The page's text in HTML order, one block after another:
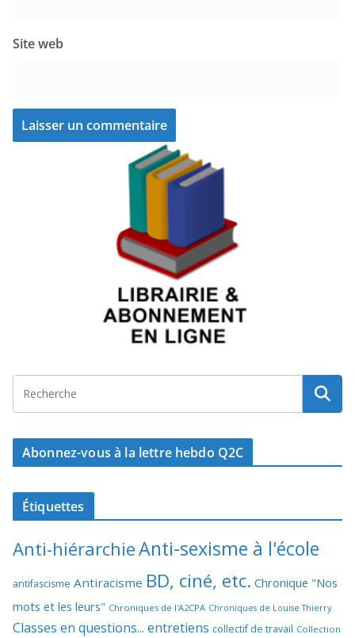
Site web
Abonnez-vous à la lettre hebdo Q2C
Étiquettes
Anti-hiérarchieAnti-sexisme à l'école
antifascisme Antiracisme BD, ciné, etc. Chronique "Nos
mots et les leurs" Chroniques de l'A2CPA Chroniques de Louise Thierry
Classes en questions... entretiens collectif de travail Collection